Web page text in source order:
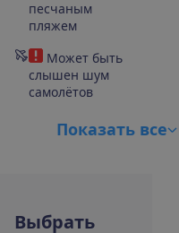
песчаным
пляжем
Может быть
слышен шум
самолётов
Показать все
Выбрать